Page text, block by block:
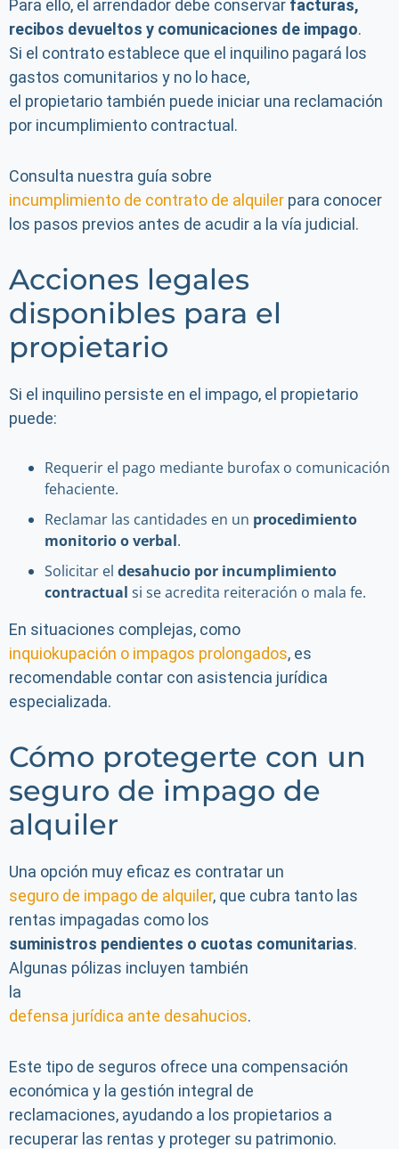
Para ello, el arrendador debe conservar facturas,
recibos devueltos y comunicaciones de impago.
Si el contrato establece que el inquilino pagará los
gastos comunitarios y no lo hace,
el propietario también puede iniciar una reclamación
por incumplimiento contractual.
Consulta nuestra guía sobre
incumplimiento de contrato de alquiler para conocer
los pasos previos antes de acudir a la vía judicial.
Acciones legales
disponibles para el
propietario
Si el inquilino persiste en el impago, el propietario
puede:
Requerir el pago mediante burofax o comunicación
fehaciente.
Reclamar las cantidades en un procedimiento
monitorio o verbal.
Solicitar el desahucio por incumplimiento
contractual si se acredita reiteración o mala fe.
En situaciones complejas, como
inquiokupación o impagos prolongados, es
recomendable contar con asistencia jurídica
especializada.
Cómo protegerte con un
seguro de impago de
alquiler
Una opción muy eficaz es contratar un
seguro de impago de alquiler, que cubra tanto las
rentas impagadas como los
suministros pendientes o cuotas comunitarias.
Algunas pólizas incluyen también
la
defensa jurídica ante desahucios.
Este tipo de seguros ofrece una compensación
económica y la gestión integral de
reclamaciones, ayudando a los propietarios a
recuperar las rentas y proteger su patrimonio.